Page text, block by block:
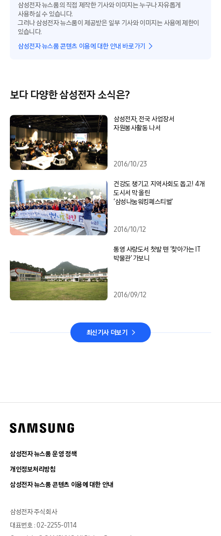
삼성전자 뉴스룸의 직접 제작한 기사와 이미지는 누구나 자유롭게
사용하실 수 있습니다.
그러나 삼성전자 뉴스룸이 제공받은 일부 기사와 이미지는 사용에 제한이
있습니다.
삼성전자 뉴스룸 콘텐츠 이용에 대한 안내 바로가기
보다 다양한 삼성전자 소식은?
삼성전자, 전국 사업장서
자원봉사활동 나서
2016/10/23
건강도 챙기고 지역사회도 돕고! 4개
도시서 막 올린
‘삼성나눔워킹페스티벌’
2016/10/12
통영 사량도서 첫발 뗀 ‘찾아가는 IT
박물관’ 가보니
2016/09/12
최신기사 더보기
삼성전자 뉴스룸 운영 정책
개인정보처리방침
삼성전자 뉴스룸 콘텐츠 이용에 대한 안내
삼성전자 주식회사
대표번호 : 02-2255-0114